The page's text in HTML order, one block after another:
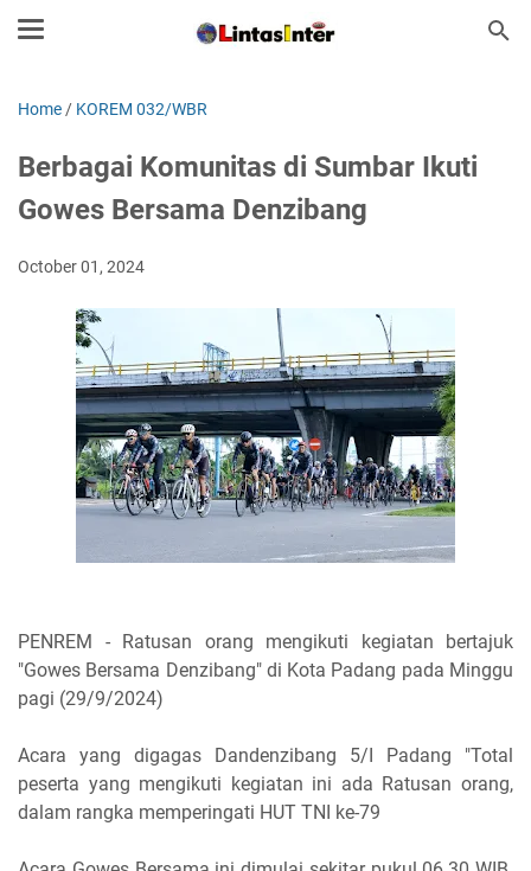
Home / KOREM 032/WBR
Berbagai Komunitas di Sumbar Ikuti
Gowes Bersama Denzibang
October 01, 2024
PENREM - Ratusan orang mengikuti kegiatan bertajuk
"Gowes Bersama Denzibang" di Kota Padang pada Minggu
pagi (29/9/2024)
Acara yang digagas Dandenzibang 5/I Padang "Total
peserta yang mengikuti kegiatan ini ada Ratusan orang,
dalam rangka memperingati HUT TNI ke-79